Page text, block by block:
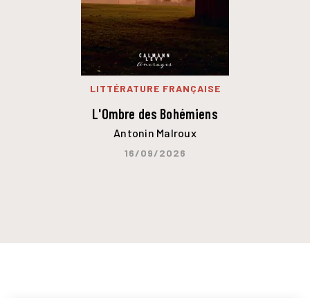
LITTÉRATURE FRANÇAISE
L'Ombre des Bohémiens
Antonin Malroux
16/09/2026